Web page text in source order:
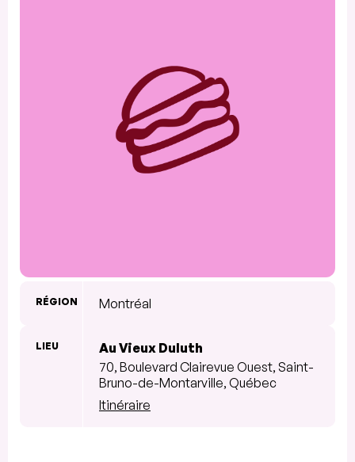
RÉGION Montréal
LIEU
Au Vieux Duluth
70, Boulevard Clairevue Ouest, Saint-
Bruno-de-Montarville, Québec
Itinéraire